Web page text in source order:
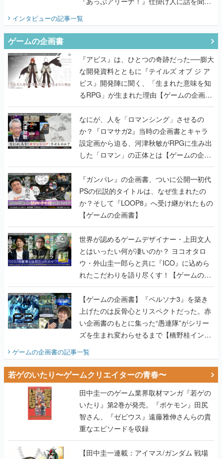
てみた
インタビューの記事一覧
ゲームの企画書
『アビス』は、ひとつの奇跡だった──膨大
な開発資料とともに『テイルズ オブ ジ ア
ビス』開発陣に聞く、「生まれた意味を知
るRPG」が生まれた理由【ゲームの企画
書】
なにが、人を「ロマンシング」させるの
か？『ロマサガ2』当時の企画書とキャラ
設定画から迫る、河津秋敏がRPGに生み出
した「ロマン」の正体とは【ゲームの企画
書】
『ガンパレ』の企画書、ついに公開━初代
PSの伝説的タイトルは、なぜ生まれたの
か？そして『LOOP8』へ受け継がれたもの
【ゲームの企画書】
世界が認めるゲームデザイナー・上田文人
とはいったい何が凄いのか？ ヨコオタロ
ウ・外山圭一郎らと共に『ICO』に込めら
れたこだわりを語り尽くす！【ゲームの企
画書】
【ゲームの企画書】『ペルソナ3』を築き
上げたのは反骨心とリスペクトだった。赤
い企画書のもとに集った“愚連隊”がシリー
ズを生まれ変わらせるまで【橋野桂インタ
ビュー】
ゲームの企画書の記事一覧
若ゲのいたり〜ゲームクリエイターの青春〜
田中圭一のゲーム業界取材マンガ『若ゲの
いたり』第2巻が発売。『ポケモン』田尻
智さん、『ゼビウス』遠藤雅伸さんらの貴
重なエピソードを収録
【田中圭一連載：アイマス/ガンダム 戦場